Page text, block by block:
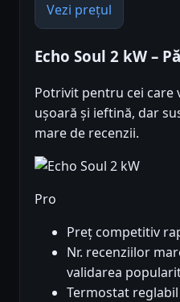
Vezi prețul
Echo Soul 2 kW –
Potrivit pentru cei care
ușoară și ieftină, dar
mare de recenzii.
Pro
Preț competitiv
Nr. recenziilor
validarea
Termostat reglabil